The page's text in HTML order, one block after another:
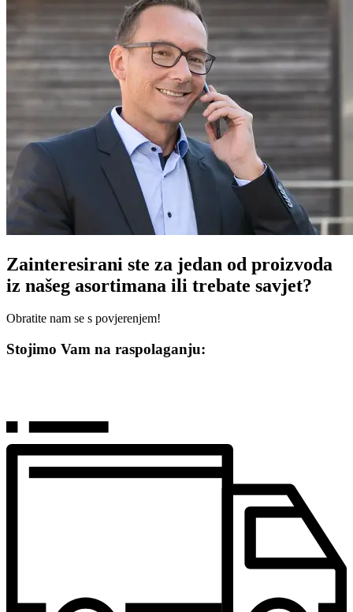
Zainteresirani ste za jedan od proizvoda
iz našeg asortimana ili trebate savjet?
Obratite nam se s povjerenjem!
Stojimo Vam na raspolaganju: